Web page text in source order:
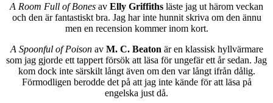
A Room Full of Bones av Elly Griffiths läste jag ut härom veckan
och den är fantastiskt bra. Jag har inte hunnit skriva om den ännu
men en recension kommer inom kort.
A Spoonful of Poison av M. C. Beaton är en klassisk hyllvärmare
som jag gjorde ett tappert försök att läsa för ungefär ett år sedan. Jag
kom dock inte särskilt långt även om den var långt ifrån dålig.
Förmodligen berodde det på att jag inte kände för att läsa på
engelska just då.